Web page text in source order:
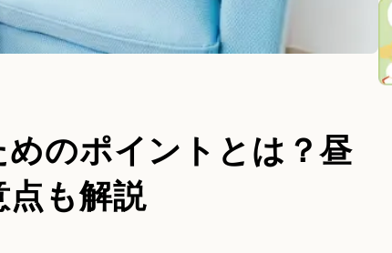
のポイントとは？昼
も解説